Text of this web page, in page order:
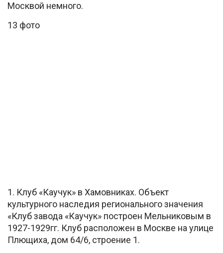
Москвой немного.
13 фото
1. Клуб «Каучук» в Хамовниках. Объект
культурного наследия регионального значения
«Клуб завода «Каучук» построен Мельниковым в
1927-1929гг. Клуб расположен в Москве на улице
Плющиха, дом 64/6, строение 1.